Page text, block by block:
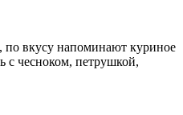
по вкусу напоминают куриное
чесноком, петрушкой,